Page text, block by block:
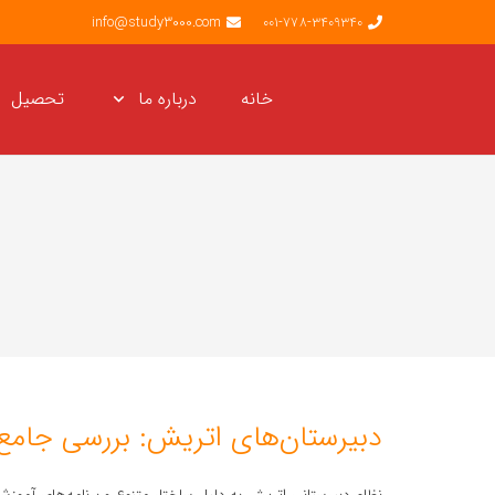
001-778-3409340
info@study3000.com
خانه درباره ما تحصیل
دبیرستان‌های اتریش: بررسی